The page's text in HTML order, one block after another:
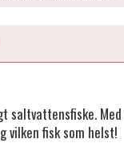
saltvattensfiske.
fisk som helst!